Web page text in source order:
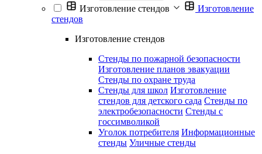
Изготовление стендов
Изготовление
стендов
Изготовление стендов
Стенды по пожарной безопасности
Изготовление планов эвакуации
Стенды по охране труда
Стенды для школ Изготовление
стендов для детского сада Стенды по
электробезопасности Стенды с
госсимволикой
Уголок потребителя Информационные
стенды Уличные стенды